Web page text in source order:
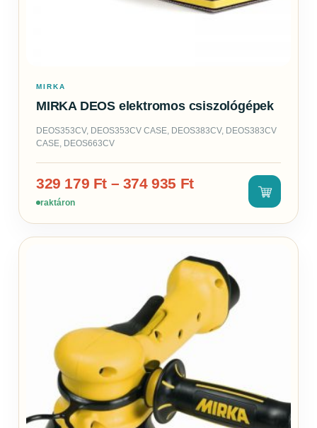
MIRKA
MIRKA DEOS elektromos csiszológépek
DEOS353CV, DEOS353CV CASE, DEOS383CV, DEOS383CV
CASE, DEOS663CV
329 179 Ft – 374 935 Ft
raktáron